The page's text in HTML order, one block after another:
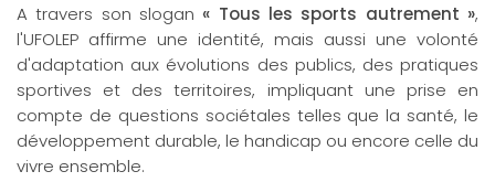
A travers son slogan « Tous les sports autrement »,
l'UFOLEP affirme une identité, mais aussi une volonté
d'adaptation aux évolutions des publics, des pratiques
sportives et des territoires, impliquant une prise en
compte de questions sociétales telles que la santé, le
développement durable, le handicap ou encore celle du
vivre ensemble.